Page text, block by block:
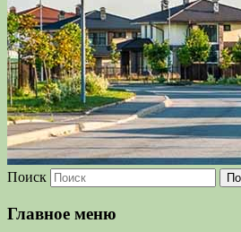
Поиск
Главное меню